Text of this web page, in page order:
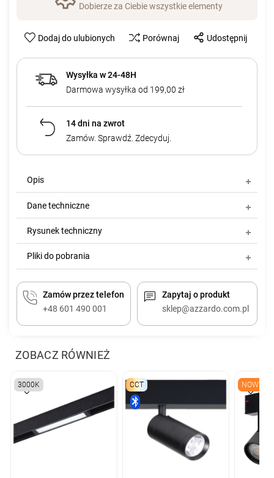
Dobierze za Ciebie wszystkie elementy
Dodaj do ulubionych Porównaj Udostępnij
Wysyłka w 24-48H
Darmowa wysyłka od 199,00 zł
14 dni na zwrot
Zamów. Sprawdź. Zdecyduj.
Opis
Dane techniczne
Rysunek techniczny
Pliki do pobrania
Zamów przez telefon
+48 601 490 001
Zapytaj o produkt
sklep@azzardo.com.pl
ZOBACZ RÓWNIEŻ
3000K CCT NOWY